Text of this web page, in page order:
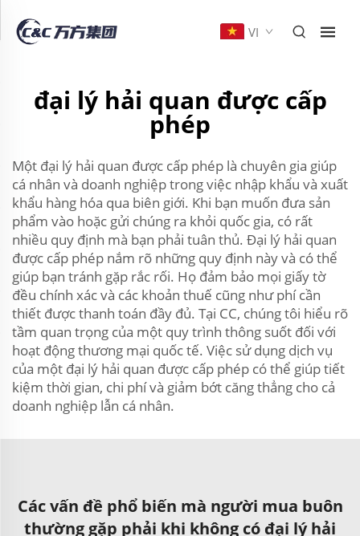
VI
đại lý hải quan được cấp
phép
Một đại lý hải quan được cấp phép là chuyên gia giúp
cá nhân và doanh nghiệp trong việc nhập khẩu và xuất
khẩu hàng hóa qua biên giới. Khi bạn muốn đưa sản
phẩm vào hoặc gửi chúng ra khỏi quốc gia, có rất
nhiều quy định mà bạn phải tuân thủ. Đại lý hải quan
được cấp phép nắm rõ những quy định này và có thể
giúp bạn tránh gặp rắc rối. Họ đảm bảo mọi giấy tờ
đều chính xác và các khoản thuế cũng như phí cần
thiết được thanh toán đầy đủ. Tại CC, chúng tôi hiểu rõ
tầm quan trọng của một quy trình thông suốt đối với
hoạt động thương mại quốc tế. Việc sử dụng dịch vụ
của một đại lý hải quan được cấp phép có thể giúp tiết
kiệm thời gian, chi phí và giảm bớt căng thẳng cho cả
doanh nghiệp lẫn cá nhân.
Các vấn đề phổ biến mà người mua buôn
thường gặp phải khi không có đại lý hải